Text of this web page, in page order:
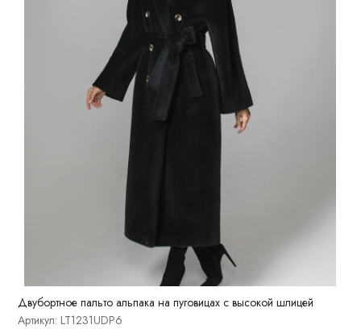
Двубортное пальто альпака на пуговицах с высокой шлицей
Артикул: LT1231UDP6